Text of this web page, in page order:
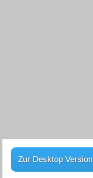
Zur Desktop Version